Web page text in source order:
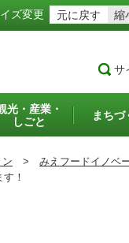
ズ変更 元に戻す 縮
サ
光・産業・
しごと
まちづ
> みえフードイノベ
！